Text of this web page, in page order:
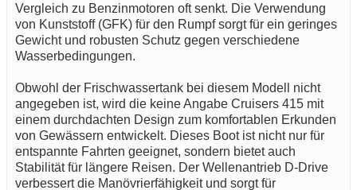
Vergleich zu Benzinmotoren oft senkt. Die Verwendung
von Kunststoff (GFK) für den Rumpf sorgt für ein geringes
Gewicht und robusten Schutz gegen verschiedene
Wasserbedingungen.
Obwohl der Frischwassertank bei diesem Modell nicht
angegeben ist, wird die keine Angabe Cruisers 415 mit
einem durchdachten Design zum komfortablen Erkunden
von Gewässern entwickelt. Dieses Boot ist nicht nur für
entspannte Fahrten geeignet, sondern bietet auch
Stabilität für längere Reisen. Der Wellenantrieb D-Drive
verbessert die Manövrierfähigkeit und sorgt für